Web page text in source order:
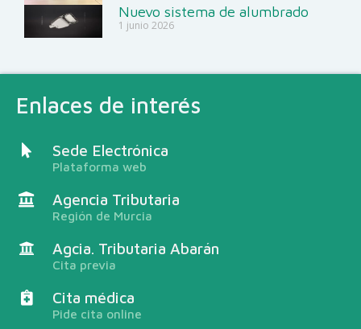
Enlaces de interés
Sede Electrónica
Plataforma web
Agencia Tributaria
Región de Murcia
Agcia. Tributaria Abarán
Cita previa
Cita médica
Pide cita online
Nuevo sistema de alumbrado
1 junio 2026